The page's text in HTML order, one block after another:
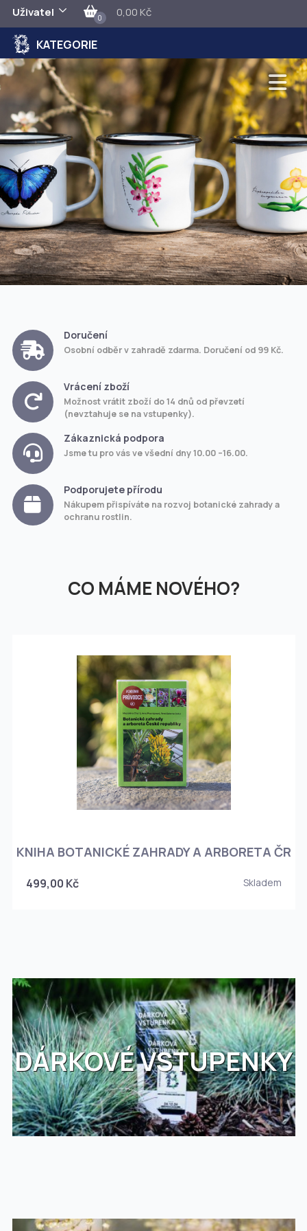
Uživatel 0 0,00 Kč
KATEGORIE
Doručení
Osobní odběr v zahradě zdarma. Doručení od 99 Kč.
Vrácení zboží
Možnost vrátit zboží do 14 dnů od převzetí
(nevztahuje se na vstupenky).
Zákaznická podpora
Jsme tu pro vás ve všední dny 10.00 –16.00.
Podporujete přírodu
Nákupem přispíváte na rozvoj botanické zahrady a
ochranu rostlin.
CO MÁME NOVÉHO?
KNIHA BOTANICKÉ ZAHRADY A ARBORETA ČR
499,00 Kč Skladem
DÁRKOVÉ VSTUPENKY